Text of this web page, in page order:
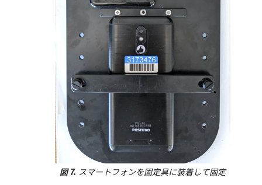
図 7. スマートフォンを固定具に装着して固定